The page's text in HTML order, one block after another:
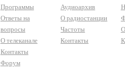
Программы
Ответы на
вопросы
О телеканале
Контакты
Форум
Аудиоархив
О радиостанции
Частоты
Контакты